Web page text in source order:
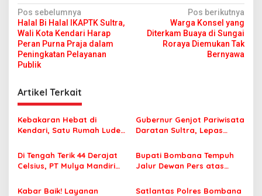
N
a
v
i
a
s
i
o
Pos sebelumnya
Halal Bi Halal IKAPTK Sultra,
Wali Kota Kendari Harap
Peran Purna Praja dalam
Peningkatan Pelayanan
Publik
Pos berikutnya
Warga Konsel yang
Diterkam Buaya di Sungai
Roraya Diemukan Tak
Bernyawa
Artikel Terkait
Kebakaran Hebat di
Kendari, Satu Rumah Ludes
Gubernur Genjot Pariwisata
Daratan Sultra, Lepas
Tiga Kabupaten Unggulan
Di Tengah Terik 44 Derajat
Celsius, PT Mulya Mandiri
Jamaah Tetap Sehat dan
Bupati Bombana Tempuh
Jalur Dewan Pers atas
Korupsi Jembatan Cirauci II
Kabar Baik! Layanan Satlantas Polres Bombana